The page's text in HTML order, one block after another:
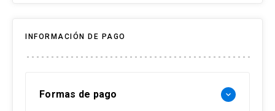
INFORMACIÓN DE PAGO
Formas de pago keyboard_arrow_down